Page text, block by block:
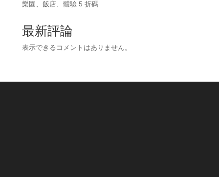
樂園、飯店、體驗 5 折碼
最新評論
表示できるコメントはありません。